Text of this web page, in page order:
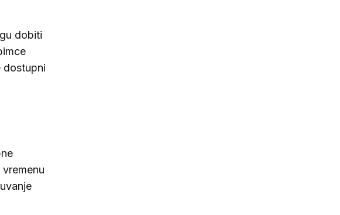
dobiti
dostupni